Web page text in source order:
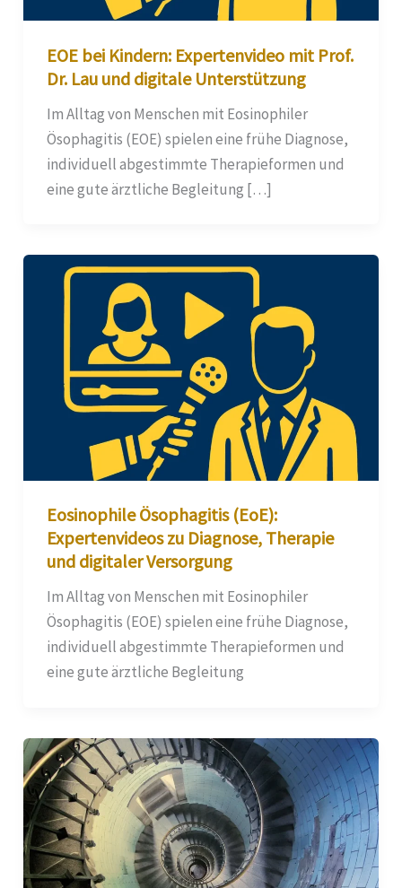
EOE bei Kindern: Expertenvideo mit Prof.
Dr. Lau und digitale Unterstützung
Im Alltag von Menschen mit Eosinophiler
Ösophagitis (EOE) spielen eine frühe Diagnose,
individuell abgestimmte Therapieformen und
eine gute ärztliche Begleitung […]
Eosinophile Ösophagitis (EoE):
Expertenvideos zu Diagnose, Therapie
und digitaler Versorgung
Im Alltag von Menschen mit Eosinophiler
Ösophagitis (EOE) spielen eine frühe Diagnose,
individuell abgestimmte Therapieformen und
eine gute ärztliche Begleitung